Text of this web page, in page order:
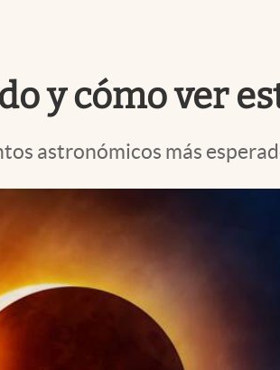
y cómo ver
astronómicos más